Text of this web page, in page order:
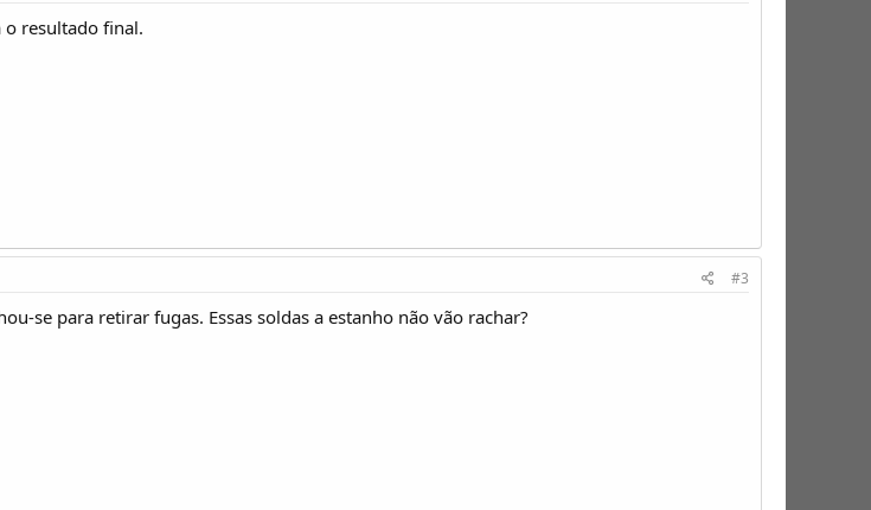
o resultado final.
#3
se para retirar fugas. Essas soldas a estanho não vão rachar?